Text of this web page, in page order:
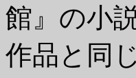
館』の小
作品と同